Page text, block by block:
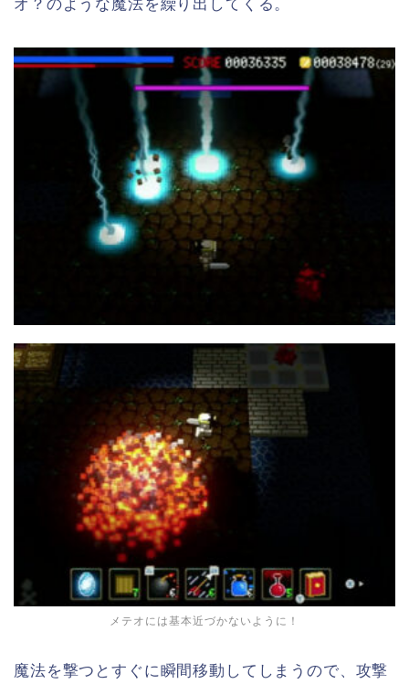
オ？のような魔法を繰り出してくる。
メテオには基本近づかないように！
魔法を撃つとすぐに瞬間移動してしまうので、攻撃